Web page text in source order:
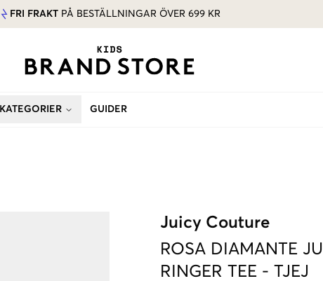
FRI FRAKT PÅ BESTÄLLNINGAR ÖVER 699 KR
KATEGORIER GUIDER
Juicy Couture
ROSA DIAMANTE
RINGER TEE - TJEJ